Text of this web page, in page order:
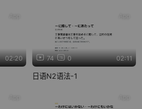
02:20 74 0 02:11
日语N2语法-1